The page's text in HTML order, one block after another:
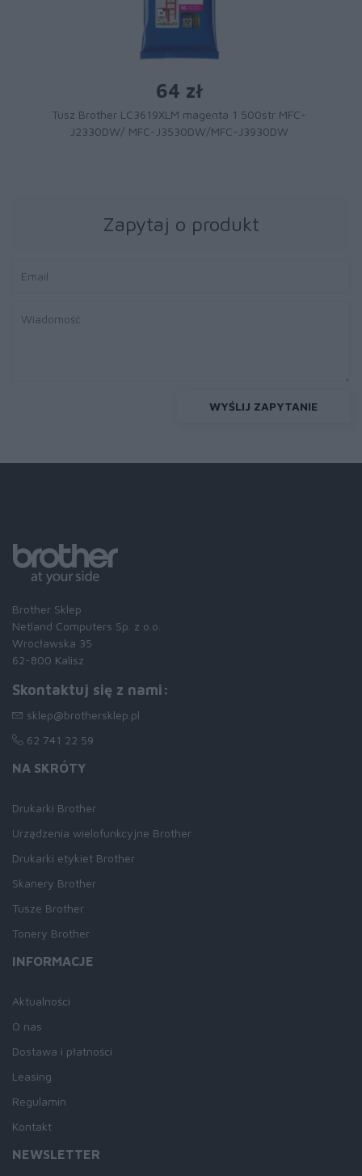
57 zł
Tusz Brother LC1000M magenta | 400 str.
Zapytaj o produkt
WYŚLIJ ZAPYTANIE
Brother Sklep
Netland Computers Sp. z o.o.
Wrocławska 35
62-800 Kalisz
Skontaktuj się z nami:
sklep@brothersklep.pl
62 741 22 59
NA SKRÓTY
Drukarki Brother
Urządzenia wielofunkcyjne Brother
Drukarki etykiet Brother
Skanery Brother
Tusze Brother
Tonery Brother
INFORMACJE
Aktualności
O nas
Dostawa i płatności
Leasing
Regulamin
Kontakt
NEWSLETTER